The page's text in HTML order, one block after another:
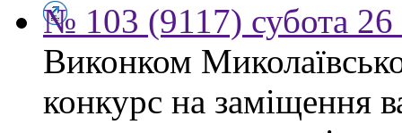
№ 103 (9117) субота 26
Виконком
конкурс на заміщення